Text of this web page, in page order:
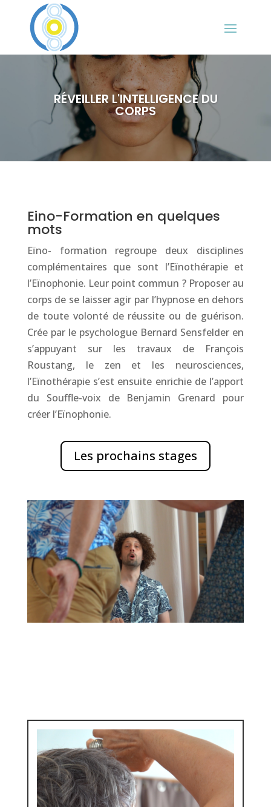
RÉVEILLER L'INTELLIGENCE DU
CORPS
Eino-Formation en quelques
mots
Eïno- formation regroupe deux disciplines
complémentaires que sont l’Eïnothérapie et
l’Eïnophonie. Leur point commun ? Proposer au
corps de se laisser agir par l’hypnose en dehors
de toute volonté de réussite ou de guérison.
Crée par le psychologue Bernard Sensfelder en
s’appuyant sur les travaux de François
Roustang, le zen et les neurosciences,
l’Eïnothérapie s’est ensuite enrichie de l’apport
du Souffle-voix de Benjamin Grenard pour
créer l’Eïnophonie.
Les prochains stages